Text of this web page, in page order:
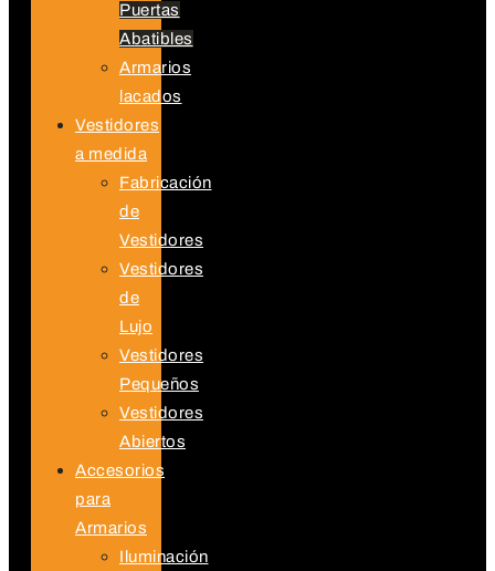
Puertas
Abatibles
Armarios
lacados
Vestidores
a medida
Fabricación
de
Vestidores
Vestidores
de
Lujo
Vestidores
Pequeños
Vestidores
Abiertos
Accesorios
para
Armarios
Iluminación